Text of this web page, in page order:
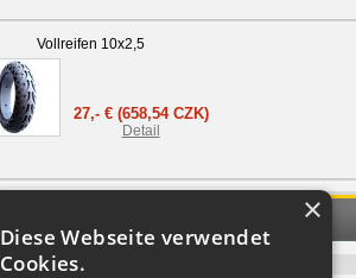
Vollreifen 10x2,5
27,- € (658,54 CZK)
Detail
×
Diese Webseite verwendet
Cookies.